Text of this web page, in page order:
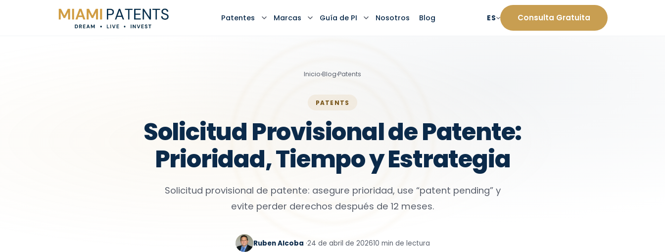
Patentes Marcas Guía de PI Nosotros Blog ES Consulta Gratuita
Inicio›Blog›Patents
PATENTS
Solicitud Provisional de Patente:
Prioridad, Tiempo y Estrategia
Solicitud provisional de patente: asegure prioridad, use “patent pending” y
evite perder derechos después de 12 meses.
Ruben Alcoba ·24 de abril de 202610 min de lectura